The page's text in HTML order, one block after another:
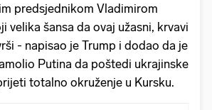
predsjednikom Vladimirom
velika šansa da ovaj užasni, krvavi
- napisao je Trump i dodao da je
Putina da poštedi ukrajinske
totalno okruženje u Kursku.